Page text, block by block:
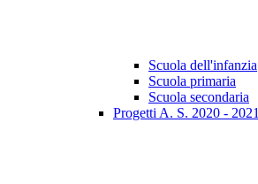
Scuola dell'infanzia
Scuola primaria
Scuola secondaria
Progetti A. S. 2020 - 2021